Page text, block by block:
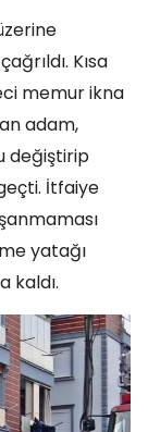
Kısa
memur ikna
adam,
değiştirip
İtfaiye
yatağı
kaldı.